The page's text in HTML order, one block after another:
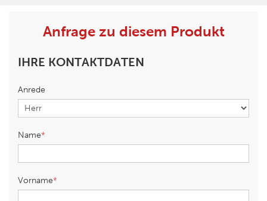
Anfrage zu diesem Produkt
IHRE KONTAKTDATEN
Anrede
Name
Vorname